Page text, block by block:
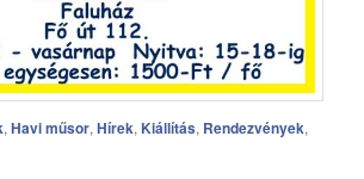
,Havi műsor,Hírek, Kiállítás, Rendezvények,